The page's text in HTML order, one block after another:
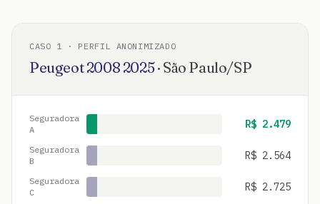
CASO 1 · PERFIL ANONIMIZADO
Peugeot2008 2025· São Paulo/SP
Seguradora
A
R$ 2.479
Seguradora
B
R$ 2.564
Seguradora
C
R$ 2.725